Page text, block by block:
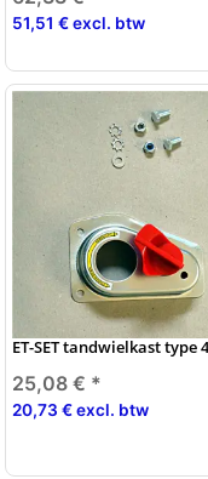
51,51 € excl. btw
ET-SET tandwielkast type
25,08 € *
20,73 € excl. btw